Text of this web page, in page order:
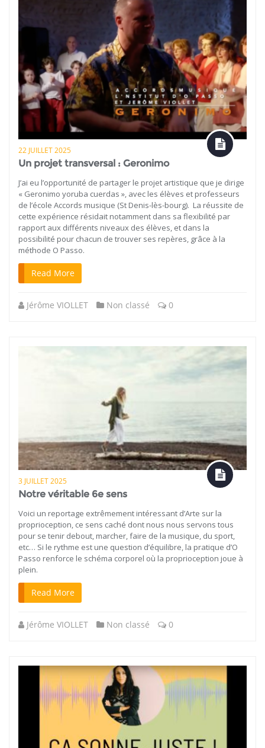
22 JUILLET 2025
Un projet transversal : Geronimo
J’ai eu l’opportunité de partager le projet artistique que je dirige
« Geronimo yoruba cuerdas », avec les élèves et professeurs
de l’école Accords musique (St Denis-lès-bourg). La réussite de
cette expérience résidait notamment dans sa flexibilité par
rapport aux différents niveaux des élèves, et dans la
possibilité pour chacun de trouver ses repères, grâce à la
méthode O Passo.
Read More
Jérôme VIOLLET Non classé 0
3 JUILLET 2025
Notre véritable 6e sens
Voici un reportage extrêmement intéressant d’Arte sur la
proprioception, ce sens caché dont nous nous servons tous
pour se tenir debout, marcher, faire de la musique, du sport,
etc… Si le rythme est une question d’équilibre, la pratique d’O
Passo renforce le schéma corporel où la proprioception joue à
plein.
Read More
Jérôme VIOLLET Non classé 0